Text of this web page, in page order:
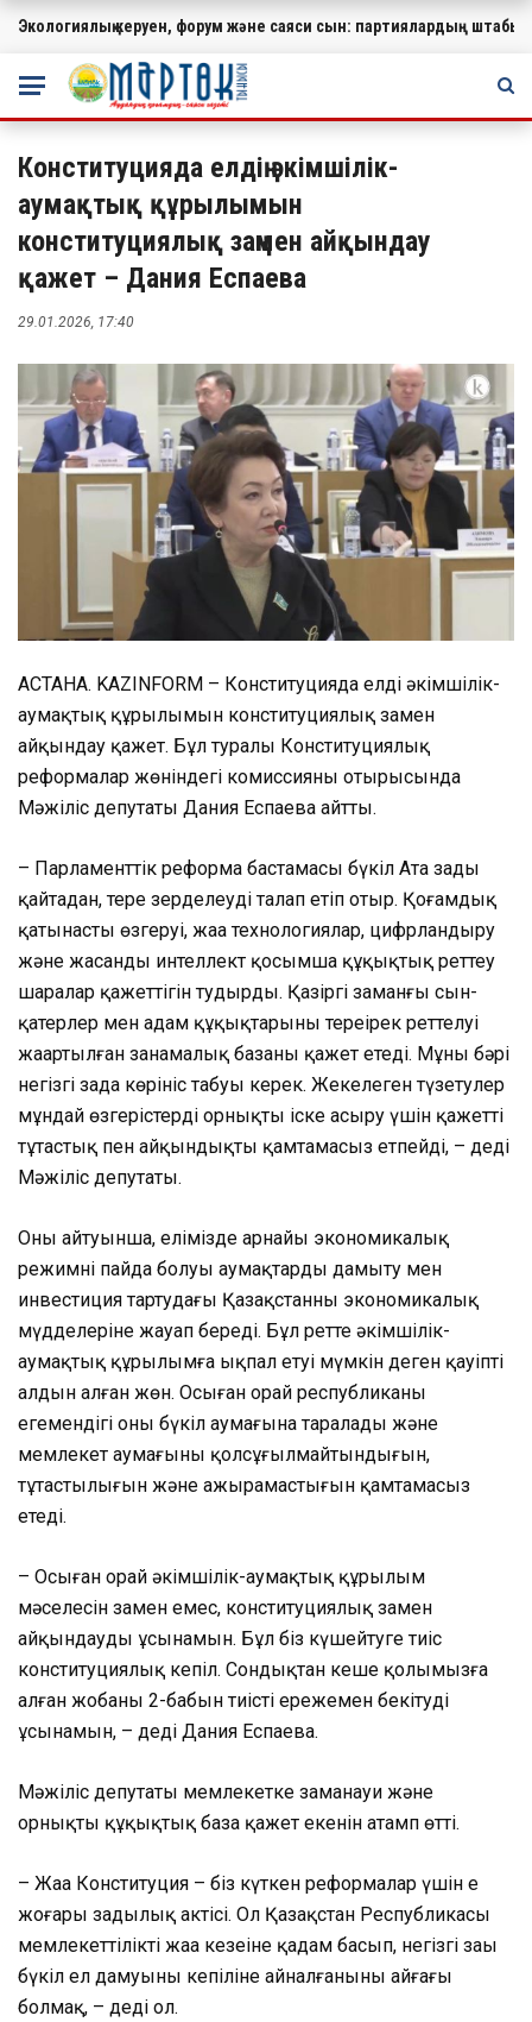
МАҢЫЗДЫ
Экологиялық керуен, форум және саяси сын: партиялардың
Конституцияда елдің әкімшілік-
аумақтық құрылымын
конституциялық заңмен айқындау
қажет – Дания Еспаева
29.01.2026, 17:40
АСТАНА. KAZINFORM – Конституцияда елдің әкімшілік-
аумақтық құрылымын конституциялық заңмен
айқындау қажет. Бұл туралы Конституциялық
реформалар жөніндегі комиссияның отырысында
Мәжіліс депутаты Дания Еспаева айтты.
– Парламенттік реформа бастамасы бүкіл Ата заңды
қайтадан, терең зерделеуді талап етіп отыр. Қоғамдық
қатынастың өзгеруі, жаңа технологиялар, цифрландыру
және жасанды интеллект қосымша құқықтық реттеу
шаралар қажеттігін тудырды. Қазіргі заманғы сын-
қатерлер мен адам құқықтарының тереңірек реттелуі
жаңартылған заңнамалық базаны қажет етеді. Мұның бәрі
негізгі заңда көрініс табуы керек. Жекелеген түзетулер
мұндай өзгерістерді орнықты іске асыру үшін қажетті
тұтастық пен айқындықты қамтамасыз етпейді, – деді
Мәжіліс депутаты.
Оның айтуынша, елімізде арнайы экономикалық
режимнің пайда болуы аумақтарды дамыту мен
инвестиция тартудағы Қазақстанның экономикалық
мүдделеріне жауап береді. Бұл ретте әкімшілік-
аумақтық құрылымға ықпал етуі мүмкін деген қауіптің
алдын алған жөн. Осыған орай республиканың
егемендігі оның бүкіл аумағына таралады және
мемлекет аумағының қолсұғылмайтындығын,
тұтастылығын және ажырамастығын қамтамасыз
етеді.
– Осыған орай әкімшілік-аумақтық құрылым
мәселесін заңмен емес, конституциялық заңмен
айқындауды ұсынамын. Бұл біз күшейтуге тиіс
конституциялық кепіл. Сондықтан кеше қолымызға
алған жобаның 2-бабын тиісті ережемен бекітуді
ұсынамын, – деді Дания Еспаева.
Мәжіліс депутаты мемлекетке заманауи және
орнықты құқықтық база қажет екенін атамп өтті.
– Жаңа Конституция – біз күткен реформалар үшін ең
жоғары заңдылық актісі. Ол Қазақстан Республикасы
мемлекеттіліктің жаңа кезеңіне қадам басып, негізгі заңы
бүкіл ел дамуының кепіліне айналғанының айғағы
болмақ, – деді ол.